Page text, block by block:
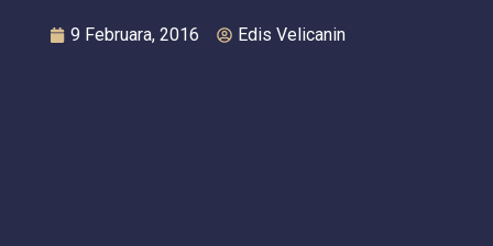
9 Februara, 2016 Edis Velicanin